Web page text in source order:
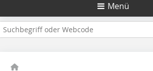
Menü